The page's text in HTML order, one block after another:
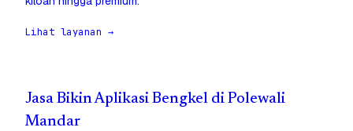
Lihat layanan →
Jasa Bikin Aplikasi Bengkel di Polewali
Mandar